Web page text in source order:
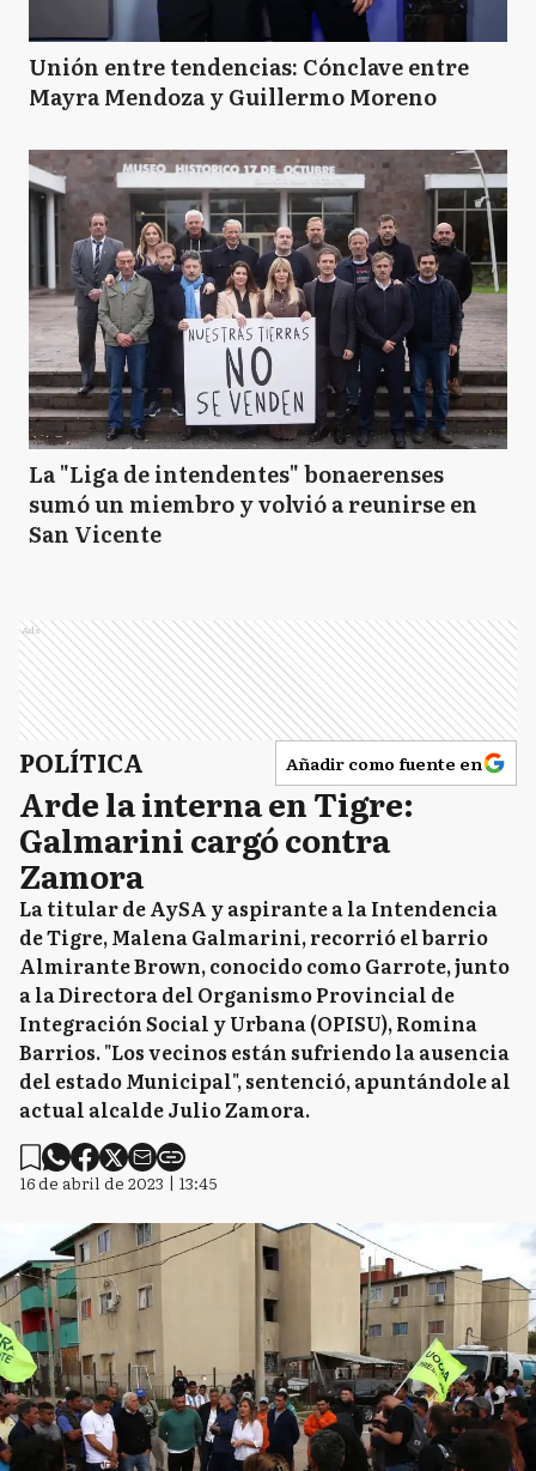
Unión entre tendencias: Cónclave entre
Mayra Mendoza y Guillermo Moreno
La "Liga de intendentes" bonaerenses
sumó un miembro y volvió a reunirse en
San Vicente
Ads
POLÍTICA Añadir como fuente en
Arde la interna en Tigre:
Galmarini cargó contra
Zamora
La titular de AySA y aspirante a la Intendencia
de Tigre, Malena Galmarini, recorrió el barrio
Almirante Brown, conocido como Garrote, junto
a la Directora del Organismo Provincial de
Integración Social y Urbana (OPISU), Romina
Barrios. "Los vecinos están sufriendo la ausencia
del estado Municipal", sentenció, apuntándole al
actual alcalde Julio Zamora.
16 de abril de 2023 | 13:45